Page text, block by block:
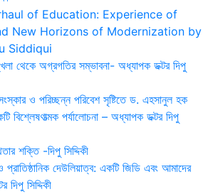
of Education: Experience of
New Horizons of Modernization by
Siddiqui
থেকে অগ্রগতির সম্ভাবনা- অধ্যাপক ডক্টর দিপু
সংস্কার ও পরিচ্ছন্ন পরিবেশ সৃষ্টিতে ড. এহসানুল হক
বিশ্লেষণাত্মক পর্যালোচনা – অধ্যাপক ডক্টর দিপু
শক্তি -দিপু সিদ্দিকী
দেউলিয়াত্ব: একটি জিডি এবং আমাদের
দিপু সিদ্দিকী